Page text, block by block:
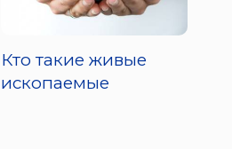
Кто такие живые
ископаемые